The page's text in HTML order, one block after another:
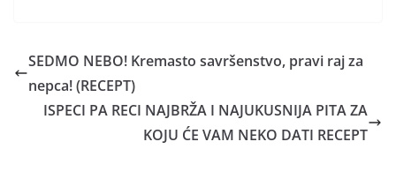
SEDMO NEBO! Kremasto savršenstvo, pravi raj za
nepca! (RECEPT)
ISPECI PA RECI NAJBRŽA I NAJUKUSNIJA PITA ZA
KOJU ĆE VAM NEKO DATI RECEPT